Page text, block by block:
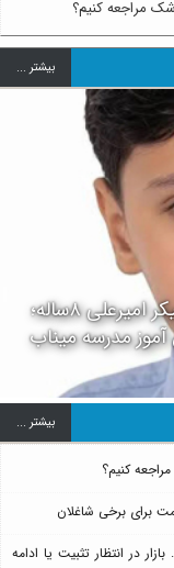
مراجعه کنیم؟
بيشتر ...
فیلم/ دفن یک لنگه کفش به جای پیکر امیرعلی ۸ساله؛
مدرسه میناب
بيشتر ...
کنیم؟
برای برخی شاغلان
پیش بینی قیمت طلا، سکه و دلار شنبه ۱۷ مرداد ۱۴۰۵. بازار در انتظار تثبیت یا ادامه